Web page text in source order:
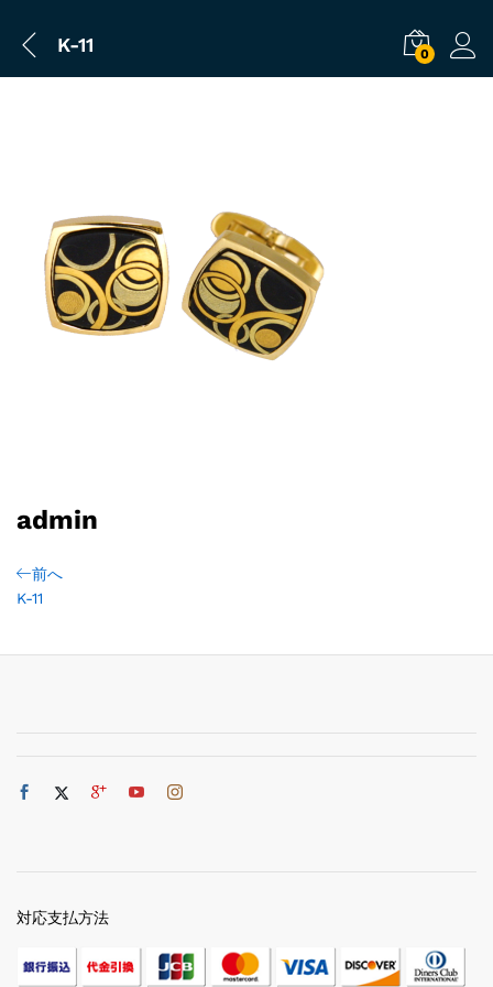
K-11 0
admin
前へ
K-11
対応支払方法